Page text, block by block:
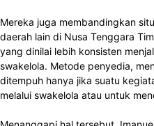
Mereka juga membandingkan
daerah lain di Nusa Tenggara
yang dinilai lebih konsisten
swakelola. Metode penyedia,
ditempuh hanya jika suatu
melalui swakelola atau untuk